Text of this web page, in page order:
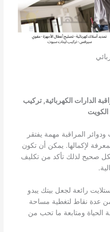
الدارات الكهربائية, تركيب
ودوائر المراقبة مهمة يفتقر
لإكمالها. يمكن أن تكون
صحيح لذلك تأكد من تكليف
رائعة لجعل بيتك يبدو
من عدة نقاط لتغطية مساحة
ومتابعة ما تحب من